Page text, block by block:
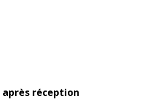
après réception